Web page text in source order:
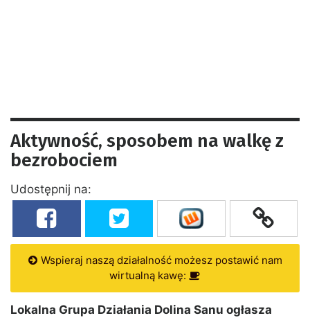
Aktywność, sposobem na walkę z
bezrobociem
Udostępnij na:
Wspieraj naszą działalność możesz postawić nam
wirtualną kawę:
Lokalna Grupa Działania Dolina Sanu ogłasza